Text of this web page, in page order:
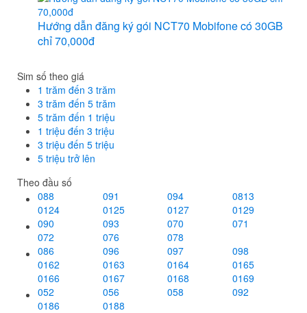
Hướng dẫn đăng ký gói NCT70 Mobifone có 30GB
chỉ 70,000đ
Sim số theo giá
1 trăm đến 3 trăm
3 trăm đến 5 trăm
5 trăm đến 1 triệu
1 triệu đến 3 triệu
3 triệu đến 5 triệu
5 triệu trở lên
Theo đầu số
088
091 094
0813
0124
0125 0127
0129
090
093 070
071
072
076
078
086
096 097
098
0162
0163 0164
0165
0166
0167 0168
0169
052
056 058
092
0186
0188